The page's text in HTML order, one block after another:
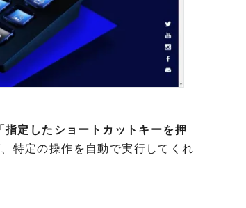
定したショートカットキーを押
特定の操作を自動で実行してくれ